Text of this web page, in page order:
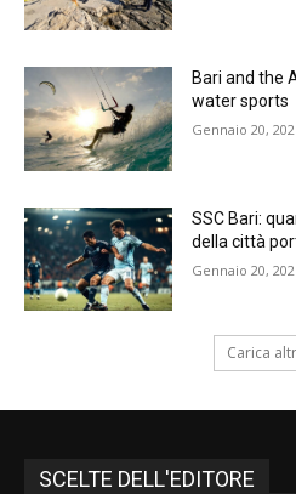
Bari and the
water sports
Gennaio 20,
SSC Bari:
della città
Gennaio 20,
Carica
SCELTE DELL'EDITORE